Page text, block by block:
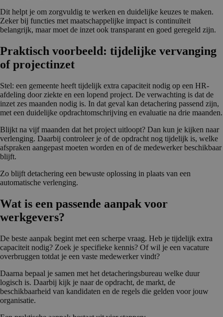
Dit helpt je om zorgvuldig te werken en duidelijke keuzes te maken.
Zeker bij functies met maatschappelijke impact is continuïteit
belangrijk, maar moet de inzet ook transparant en goed geregeld zijn.
Praktisch voorbeeld: tijdelijke vervanging
of projectinzet
Stel: een gemeente heeft tijdelijk extra capaciteit nodig op een HR-
afdeling door ziekte en een lopend project. De verwachting is dat de
inzet zes maanden nodig is. In dat geval kan detachering passend zijn,
met een duidelijke opdrachtomschrijving en evaluatie na drie maanden.
Blijkt na vijf maanden dat het project uitloopt? Dan kun je kijken naar
verlenging. Daarbij controleer je of de opdracht nog tijdelijk is, welke
afspraken aangepast moeten worden en of de medewerker beschikbaar
blijft.
Zo blijft detachering een bewuste oplossing in plaats van een
automatische verlenging.
Wat is een passende aanpak voor
werkgevers?
De beste aanpak begint met een scherpe vraag. Heb je tijdelijk extra
capaciteit nodig? Zoek je specifieke kennis? Of wil je een vacature
overbruggen totdat je een vaste medewerker vindt?
Daarna bepaal je samen met het detacheringsbureau welke duur
logisch is. Daarbij kijk je naar de opdracht, de markt, de
beschikbaarheid van kandidaten en de regels die gelden voor jouw
organisatie.